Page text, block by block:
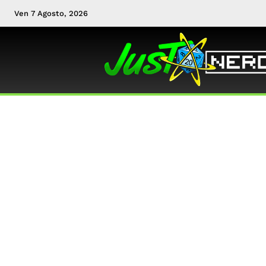
Ven 7 Agosto, 2026